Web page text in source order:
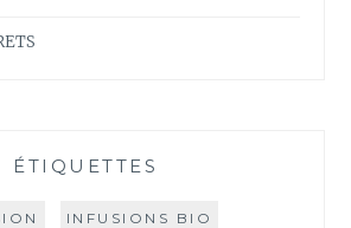
ÉTIQUETTES
INFUSIONS BIO